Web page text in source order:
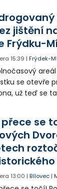
jištění
Frýdku-
15:39 |Frýdek-
se otevře
už teď se
Vyšplhal
přece se
13:00 |Bílovec |